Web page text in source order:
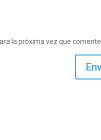
la próxima vez que comente.